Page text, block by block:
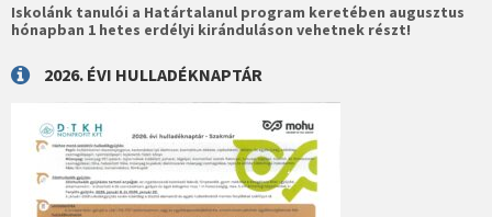
Iskolánk tanulói a Határtalanul program keretében augusztus
hónapban 1 hetes erdélyi kiránduláson vehetnek részt!
2026. ÉVI HULLADÉKNAPTÁR